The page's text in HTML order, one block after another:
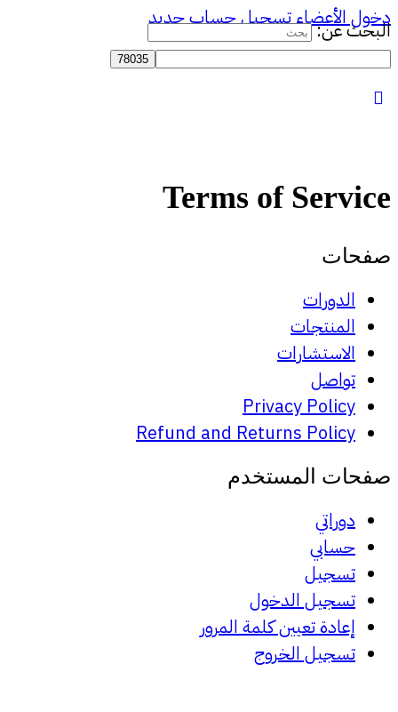
دخول الأعضاءتسجيل حساب جديد
البحث عن:
Terms of Service
صفحات
الدورات
المنتجات
الاستشارات
تواصل
Privacy Policy
Refund and Returns Policy
صفحات المستخدم
دوراتي
حسابي
تسجيل
تسجيل الدخول
إعادة تعيين كلمة المرور
تسجيل الخروج